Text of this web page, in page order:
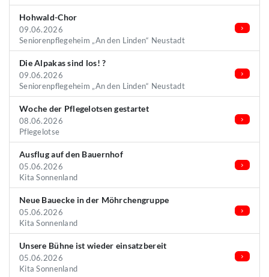
Hohwald-Chor
09.06.2026
Seniorenpflegeheim „An den Linden“ Neustadt
Die Alpakas sind los! ?
09.06.2026
Seniorenpflegeheim „An den Linden“ Neustadt
Woche der Pflegelotsen gestartet
08.06.2026
Pflegelotse
Ausflug auf den Bauernhof
05.06.2026
Kita Sonnenland
Neue Bauecke in der Möhrchengruppe
05.06.2026
Kita Sonnenland
Unsere Bühne ist wieder einsatzbereit
05.06.2026
Kita Sonnenland